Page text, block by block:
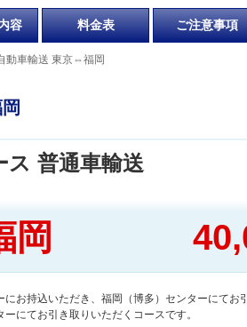
容 料金表 ご注意事項
動車輸送 東京⇔福岡
岡
ス 普通車輸送
お持込いただき、福岡（博多）センターにて
にてお引き取りいただくコースです。